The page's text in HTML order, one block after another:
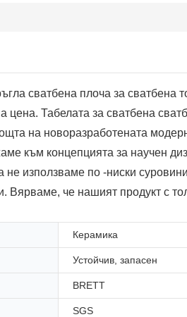
сватбена плоча за сватбена
Табелата за сватбена
на новоразработената
към концепцията за научен
използваме по -ниски
Вярваме, че нашият продукт с
Керамика
Устойчив, запасен
BRETT
SGS